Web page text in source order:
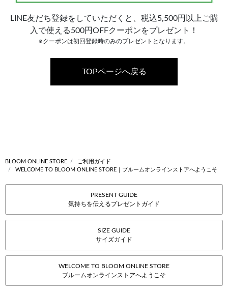
LINE友だち登録をしていただくと、税込5,500円以上ご購
入で使える500円OFFクーポンをプレゼント！
※クーポンは初回登録時のみのプレゼントとなります。
TOPページへ戻る
BLOOM ONLINE STORE
ご利用ガイド
WELCOME TO BLOOM ONLINE STORE｜ブルームオンラインストアへようこそ
PRESENT GUIDE
気持ちを伝えるプレゼントガイド
SIZE GUIDE
サイズガイド
WELCOME TO BLOOM ONLINE STORE
ブルームオンラインストアへようこそ